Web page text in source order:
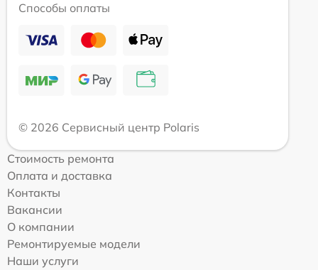
Способы оплаты
© 2026 Сервисный центр Polaris
Стоимость ремонта
Оплата и доставка
Контакты
Вакансии
О компании
Ремонтируемые модели
Наши услуги